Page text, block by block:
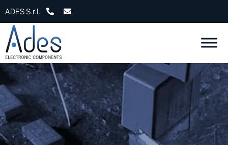
ADES S.r.l.